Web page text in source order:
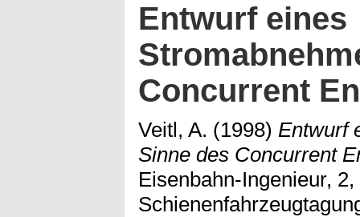
Entwurf eines
Concurrent
Veitl, A. (1998) Entwurf
Sinne des Concurrent
Eisenbahn-Ingenieur,